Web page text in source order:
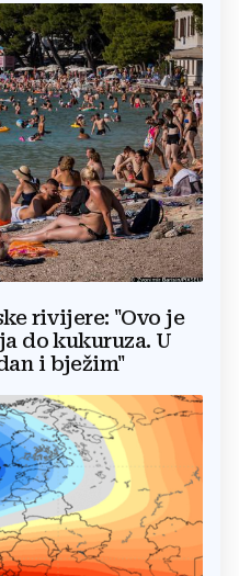
rivijere: "Ovo je
do kukuruza. U
i bježim"